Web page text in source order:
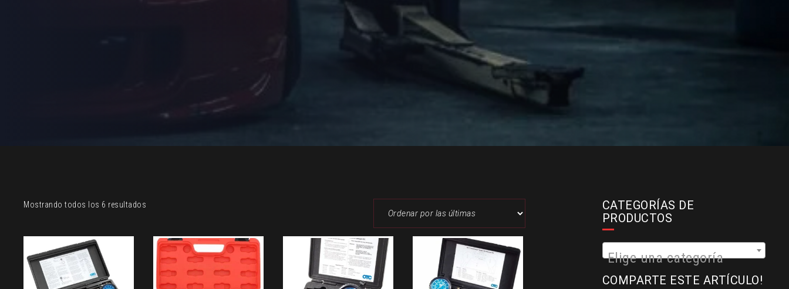
Mostrando todos los 6 resultados
CATEGORÍAS DE
PRODUCTOS
Elige una categoría
COMPARTE ESTE ARTÍCULO!